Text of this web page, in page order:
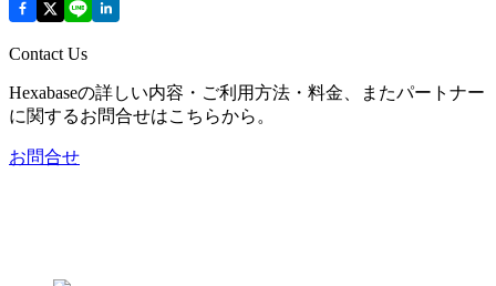
Contact Us
Hexabaseの詳しい内容・ご利用方法・料金、またパートナー
に関するお問合せはこちらから。
お問合せ